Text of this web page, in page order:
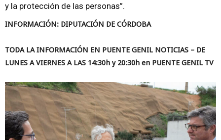
y la protección de las personas”.
INFORMACIÓN: DIPUTACIÓN DE CÓRDOBA
TODA LA INFORMACIÓN EN PUENTE GENIL NOTICIAS – DE
LUNES A VIERNES A LAS 14:30h y 20:30h en PUENTE GENIL TV